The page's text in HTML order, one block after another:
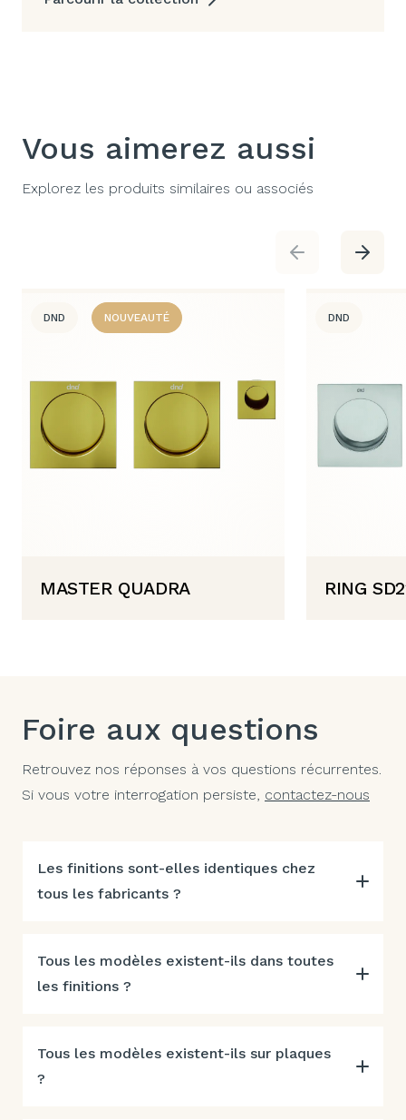
Vous aimerez aussi
Explorez les produits similaires ou associés
DND NOUVEAUTÉ
MASTER QUADRA
DND
RING
Foire aux questions
Retrouvez nos réponses à vos questions récurrentes.
Si vous votre interrogation persiste, contactez-nous
Les finitions sont-elles identiques chez
tous les fabricants ?
Tous les modèles existent-ils dans toutes
les finitions ?
Tous les modèles existent-ils sur plaques
?